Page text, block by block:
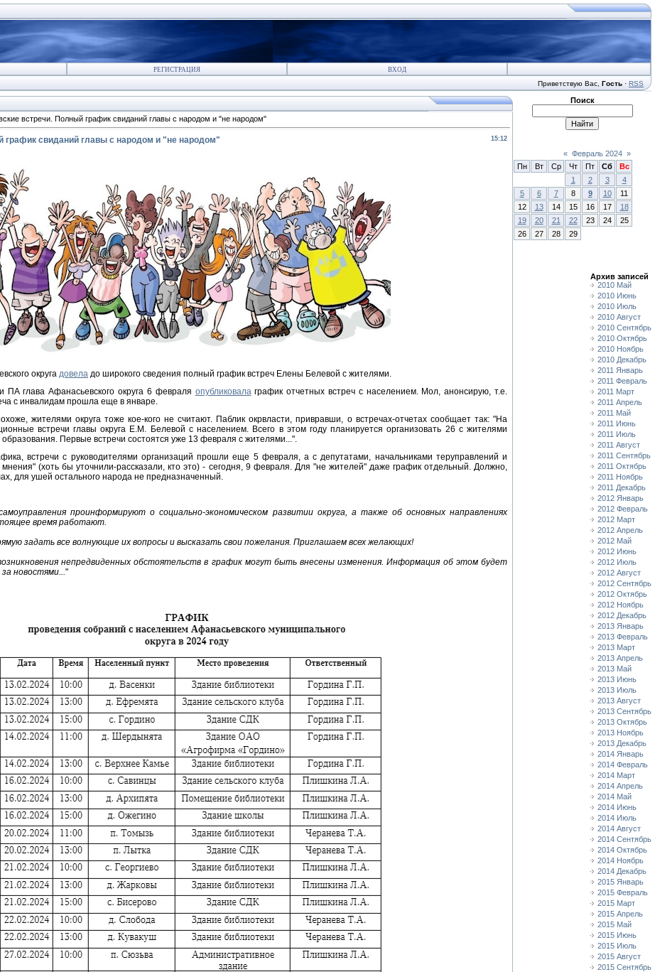
РЕГИСТРАЦИЯ ВХОД
Приветствую Вас Гость · RSS
встречи. Полный график свиданий главы с народом и "не народом"
15:12
свиданий главы с народом и "не народом"
округа довела до широкого сведения полный график встреч Елены Белевой с жителями.
ПА глава Афанасьевского округа 6 февраля опубликовалаграфик отчетных встреч с населением. Мол, анонсирую, т.е.
с инвалидам прошла еще в январе.
жителями округа тоже кое-кого не считают. Паблик окрвласти, привравши, о встречах-отчетах сообщает так: "На
встречи главы округа Е.М. Белевой с населением. Всего в этом году планируется организовать 26 с жителями
Первые встречи состоятся уже 13 февраля с жителями...".
встречи с руководителями организаций прошли еще 5 февраля, а с депутатами, начальниками теруправлений и
(хоть бы уточнили-рассказали, кто это) - сегодня, 9 февраля. Для "не жителей" даже график отдельный. Должно,
для ушей остального народа не предназначенный.
проинформируют о социально-экономическом развитии округа, а также об основных направлениях
время работают.
задать все волнующие их вопросы и высказать свои пожелания. Приглашаем всех желающих!
непредвиденных обстоятельств в график могут быть внесены изменения. Информация об этом будет
новостями..."
Поиск
« Февраль 2024 »
Пн
Вт Ср Чт Пт Сб
Вс
1
2 3
4
5
6 7 8 9 10
11
12
13 14 15 16 17
18
19
20 21 22 23 24
25
26
27 28 29
Архив записей
2010 Май
2010 Июнь
2010 Июль
2010 Август
2010 Сентябрь
2010 Октябрь
2010 Ноябрь
2010 Декабрь
2011 Январь
2011 Февраль
2011 Март
2011 Апрель
2011 Май
2011 Июнь
2011 Июль
2011 Август
2011 Сентябрь
2011 Октябрь
2011 Ноябрь
2011 Декабрь
2012 Январь
2012 Февраль
2012 Март
2012 Апрель
2012 Май
2012 Июнь
2012 Июль
2012 Август
2012 Сентябрь
2012 Октябрь
2012 Ноябрь
2012 Декабрь
2013 Январь
2013 Февраль
2013 Март
2013 Апрель
2013 Май
2013 Июнь
2013 Июль
2013 Август
2013 Сентябрь
2013 Октябрь
2013 Ноябрь
2013 Декабрь
2014 Январь
2014 Февраль
2014 Март
2014 Апрель
2014 Май
2014 Июнь
2014 Июль
2014 Август
2014 Сентябрь
2014 Октябрь
2014 Ноябрь
2014 Декабрь
2015 Январь
2015 Февраль
2015 Март
2015 Апрель
2015 Май
2015 Июнь
2015 Июль
2015 Август
2015 Сентябрь